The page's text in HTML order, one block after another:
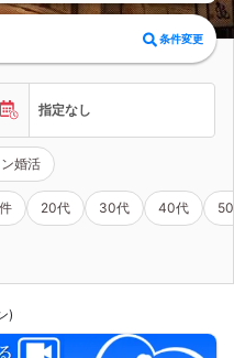
条件変更
指定なし
婚活
20代 30代 40代
)